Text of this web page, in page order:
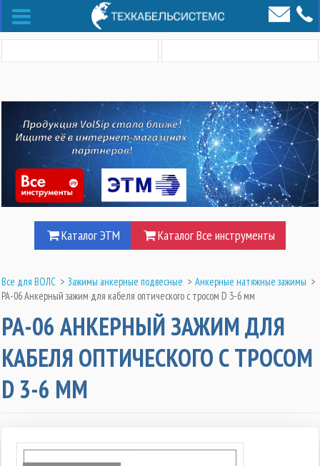
Каталог ЭТМ Каталог Все инструменты
Все для ВОЛС > Зажимы анкерные подвесные > Анкерные натяжные зажимы >
РА-06 Анкерный зажим для кабеля оптического с тросом D 3-6 мм
РА-06 АНКЕРНЫЙ ЗАЖИМ ДЛЯ
КАБЕЛЯ ОПТИЧЕСКОГО С ТРОСОМ
D 3-6 ММ